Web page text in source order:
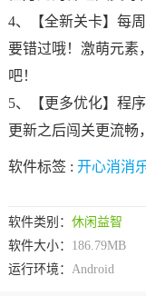
4、【全新关卡】每
要错过哦！激萌元素
吧！
5、【更多优化】程
更新之后闯关更流畅
软件标签 : 开心消消
软件类别： 休闲益智
软件大小： 186.79MB
运行环境： Android